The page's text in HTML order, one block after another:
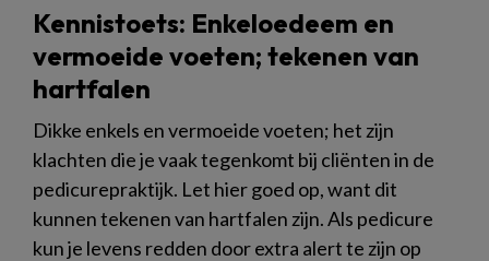
Kennistoets: Enkeloedeem en
vermoeide voeten; tekenen van
hartfalen
Dikke enkels en vermoeide voeten; het zijn
klachten die je vaak tegenkomt bij cliënten in de
pedicurepraktijk. Let hier goed op, want dit
kunnen tekenen van hartfalen zijn. Als pedicure
kun je levens redden door extra alert te zijn op